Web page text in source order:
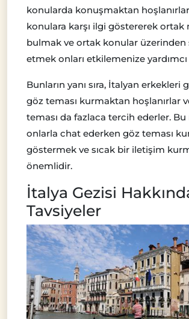
konularda konuşmaktan
konulara karşı ilgi göstererek ortak
bulmak ve ortak konular üzerinden
etmek onları etkilemenize yardımcı
Bunların yanı sıra, İtalyan erkekleri
göz teması kurmaktan hoşlanırlar
teması da fazlaca tercih ederler.
onlarla chat ederken göz teması
göstermek ve sıcak bir iletişim
önemlidir.
İtalya Gezisi
Tavsiyeler